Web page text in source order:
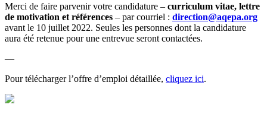
Merci de faire parvenir votre candidature – curriculum vitae, lettre
de motivation et références – par courriel : direction@aqepa.org
avant le 10 juillet 2022. Seules les personnes dont la candidature
aura été retenue pour une entrevue seront contactées.
—
Pour télécharger l’offre d’emploi détaillée, cliquez ici.